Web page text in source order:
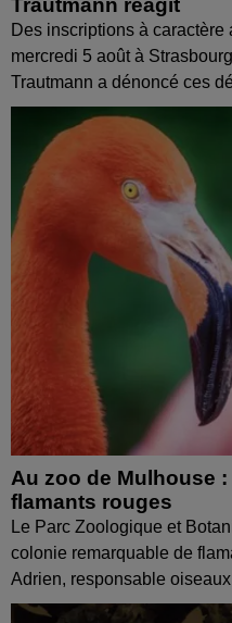
Trautmann réagit
Des inscriptions à
mercredi 5 août à
Trautmann a dénoncé ces
Au zoo de Mulhouse
flamants rouges
Le Parc Zoologique et
colonie remarquable de
Adrien, responsable